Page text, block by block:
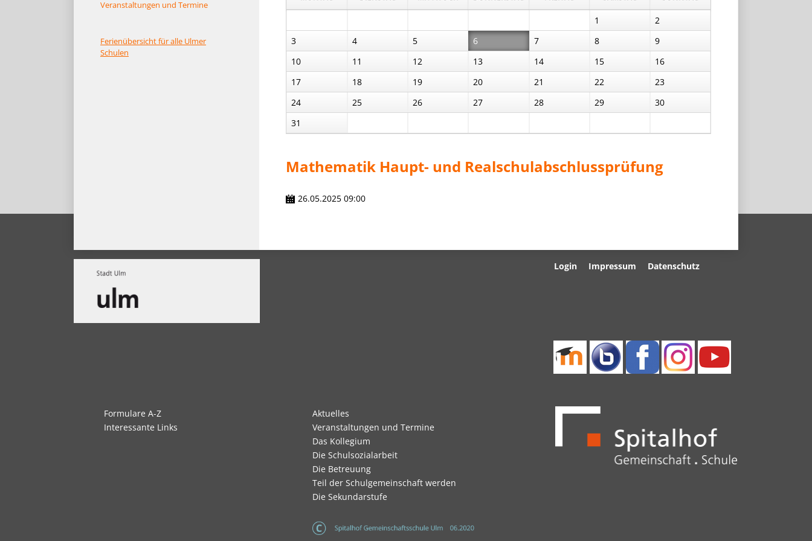
Veranstaltungen und Termine
Ferienübersicht für alle Ulmer
Schulen
1
2
3
4 5 6 7 8
9
10
11 12 13 14 15
16
17
18 19 20 21 22
23
24
25 26 27 28 29
30
31
Mathematik Haupt- und Realschulabschlussprüfung
26.05.2025 09:00
Navigation
Login Impressum Datenschutz
Navigation
überspringen
Formulare A-Z
Interessante Links
Navigation
überspringen
Aktuelles
Veranstaltungen und Termine
Das Kollegium
Die Schulsozialarbeit
Die Betreuung
Teil der Schulgemeinschaft werden
Die Sekundarstufe